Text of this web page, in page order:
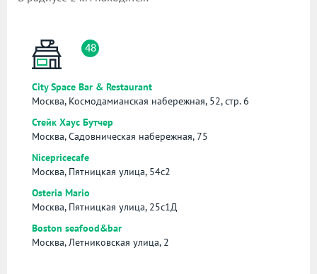
48
City Space Bar & Restaurant
Москва, Космодамианская набережная, 52, стр. 6
Стейк Хаус Бутчер
Москва, Садовническая набережная, 75
Nicepricecafe
Москва, Пятницкая улица, 54с2
Osteria Mario
Москва, Пятницкая улица, 25с1Д
Boston seafood&bar
Москва, Летниковская улица, 2